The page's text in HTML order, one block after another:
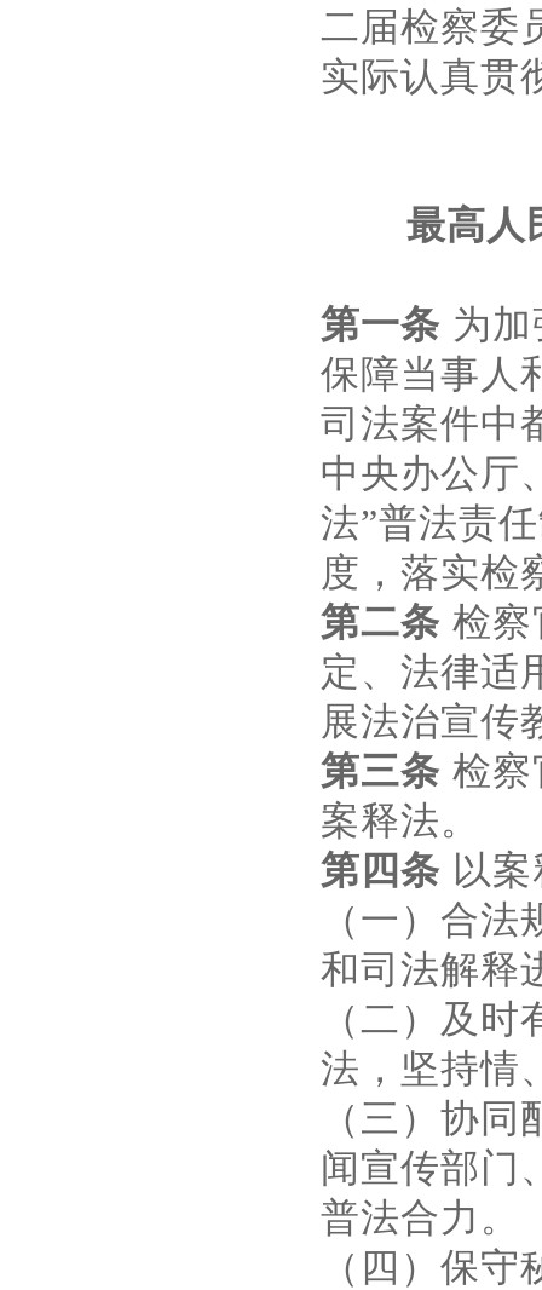
二届检察委
实际认真贯
最高人
第一条为加
保障当事人
司法案件中
中央办公厅
法”普法责
度，落实检
第二条检察
定、法律适
展法治宣传
第三条检察
案释法。
第四条以案
（一）合
和司法解释
（二）及
法，坚持情
（三）协
闻宣传部门
普法合力。
（四）保